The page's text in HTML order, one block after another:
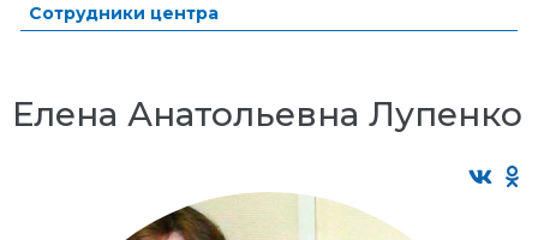
Сотрудники центра
Елена Анатольевна Лупенко